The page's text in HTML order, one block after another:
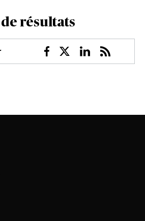
résultats
Facebook
TwitterLinkedin
RSS